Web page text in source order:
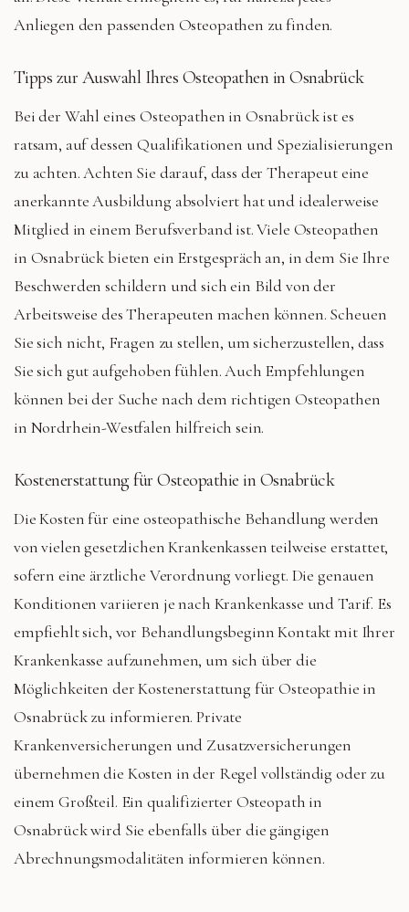
Anliegen den passenden Osteopathen zu finden.
Tipps zur Auswahl Ihres Osteopathen in Osnabrück
Bei der Wahl eines Osteopathen in Osnabrück ist es
ratsam, auf dessen Qualifikationen und Spezialisierungen
zu achten. Achten Sie darauf, dass der Therapeut eine
anerkannte Ausbildung absolviert hat und idealerweise
Mitglied in einem Berufsverband ist. Viele Osteopathen
in Osnabrück bieten ein Erstgespräch an, in dem Sie Ihre
Beschwerden schildern und sich ein Bild von der
Arbeitsweise des Therapeuten machen können. Scheuen
Sie sich nicht, Fragen zu stellen, um sicherzustellen, dass
Sie sich gut aufgehoben fühlen. Auch Empfehlungen
können bei der Suche nach dem richtigen Osteopathen
in Nordrhein-Westfalen hilfreich sein.
Kostenerstattung für Osteopathie in Osnabrück
Die Kosten für eine osteopathische Behandlung werden
von vielen gesetzlichen Krankenkassen teilweise erstattet,
sofern eine ärztliche Verordnung vorliegt. Die genauen
Konditionen variieren je nach Krankenkasse und Tarif. Es
empfiehlt sich, vor Behandlungsbeginn Kontakt mit Ihrer
Krankenkasse aufzunehmen, um sich über die
Möglichkeiten der Kostenerstattung für Osteopathie in
Osnabrück zu informieren. Private
Krankenversicherungen und Zusatzversicherungen
übernehmen die Kosten in der Regel vollständig oder zu
einem Großteil. Ein qualifizierter Osteopath in
Osnabrück wird Sie ebenfalls über die gängigen
Abrechnungsmodalitäten informieren können.